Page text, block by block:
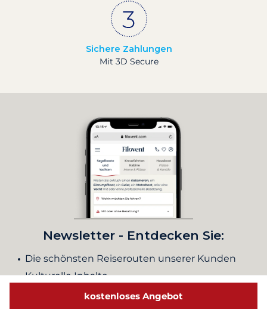
kostenloses Angebot
Sichere Zahlungen
Mit 3D Secure
Newsletter - Entdecken Sie:
Die schönsten Reiserouten unserer Kunden
Kulturelle Inhalte
Exklusive Angebote